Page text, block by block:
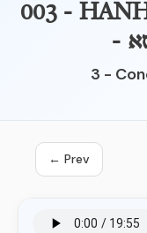
003 -
3 -
← Prev